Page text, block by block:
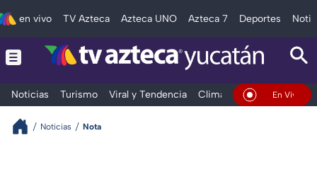
en vivo TV Azteca Azteca UNO Azteca 7 Deportes
Noticias Turismo Viral y Tendencia Clima DeportesEn Vivo
Noticias Nota